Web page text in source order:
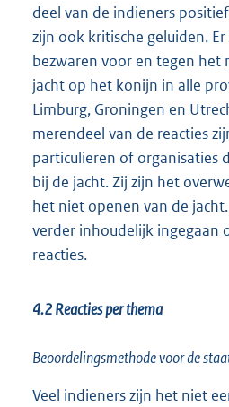
deel van de indieners
zijn ook kritische geluiden.
bezwaren voor en tegen het
jacht op het konijn in alle
Limburg, Groningen en
merendeel van de reacties
particulieren of organisaties
bij de jacht. Zij zijn het
het niet openen van de
verder inhoudelijk ingegaan
reacties.
4.2 Reacties per thema
Beoordelingsmethode voor de
Veel indieners zijn het niet